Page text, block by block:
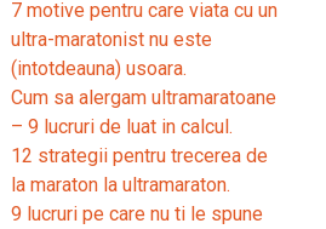
7 motive pentru care viata cu un
ultra-maratonist nu este
(intotdeauna) usoara.
Cum sa alergam ultramaratoane
– 9 lucruri de luat in calcul.
12 strategii pentru trecerea de
la maraton la ultramaraton.
9 lucruri pe care nu ti le spune